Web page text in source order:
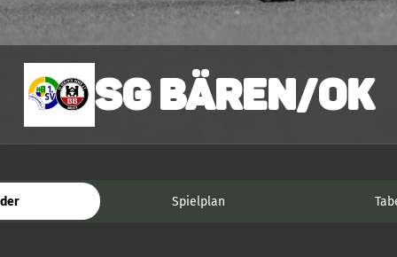
SG Bären/OK
Spielplan